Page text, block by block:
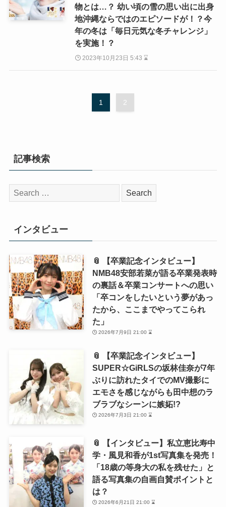
物とは…？ 幼い頃の雪の思い出に出身
地沖縄ならではのエピソードが！？今
年の冬は「毎日元気な冬チャレンジ」
を実施！？
2023年10月23日 5:43 ⌛
1 2
記事検索
検
索:
インタビュー
📎 【卒業記念インタビュー】
NMB48安部若菜が語る卒業発表時
の裏話＆卒業コンサートへの思い
「卒コンをしたいという夢があっ
たから、ここまでやってこられ
た」
2026年7月9日 21:00 ⌛
📎 【卒業記念インタビュー】
SUPER☆GiRLSの坂林佳奈が7年
ぶりに訪れたタイでのMV撮影に
エモさを感じながらも田中想のラ
ブラブなシーンに嫉妬!?
2026年7月3日 21:00 ⌛
📎 【インタビュー】私立恵比寿中
学・風見和香が1st写真集を発売！
「18歳の等身大の私を残せた」と
語る写真集の自画自賛ポイントと
は？
2026年6月21日 21:00 ⌛